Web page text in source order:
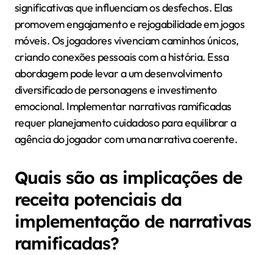
significativas que influenciam os desfechos. Elas
promovem engajamento e rejogabilidade em jogos
móveis. Os jogadores vivenciam caminhos únicos,
criando conexões pessoais com a história. Essa
abordagem pode levar a um desenvolvimento
diversificado de personagens e investimento
emocional. Implementar narrativas ramificadas
requer planejamento cuidadoso para equilibrar a
agência do jogador com uma narrativa coerente.
Quais são as implicações de
receita potenciais da
implementação de narrativas
ramificadas?